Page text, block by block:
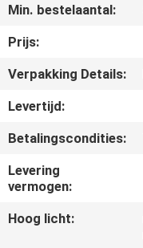
NEEM
CONTACT
MET
ONS
OP
VRAAG
OFFERTE
Min. bestelaantal:
Prijs:
Verpakking Details:
Levertijd:
Betalingscondities:
Levering
vermogen:
Hoog licht: